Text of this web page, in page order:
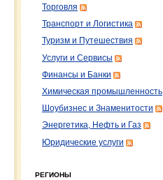
Торговля
Транспорт и Логистика
Туризм и Путешествия
Услуги и Сервисы
Финансы и Банки
Химическая промышленность
Шоубизнес и Знаменитости
Энергетика, Нефть и Газ
Юридические услуги
РЕГИОНЫ